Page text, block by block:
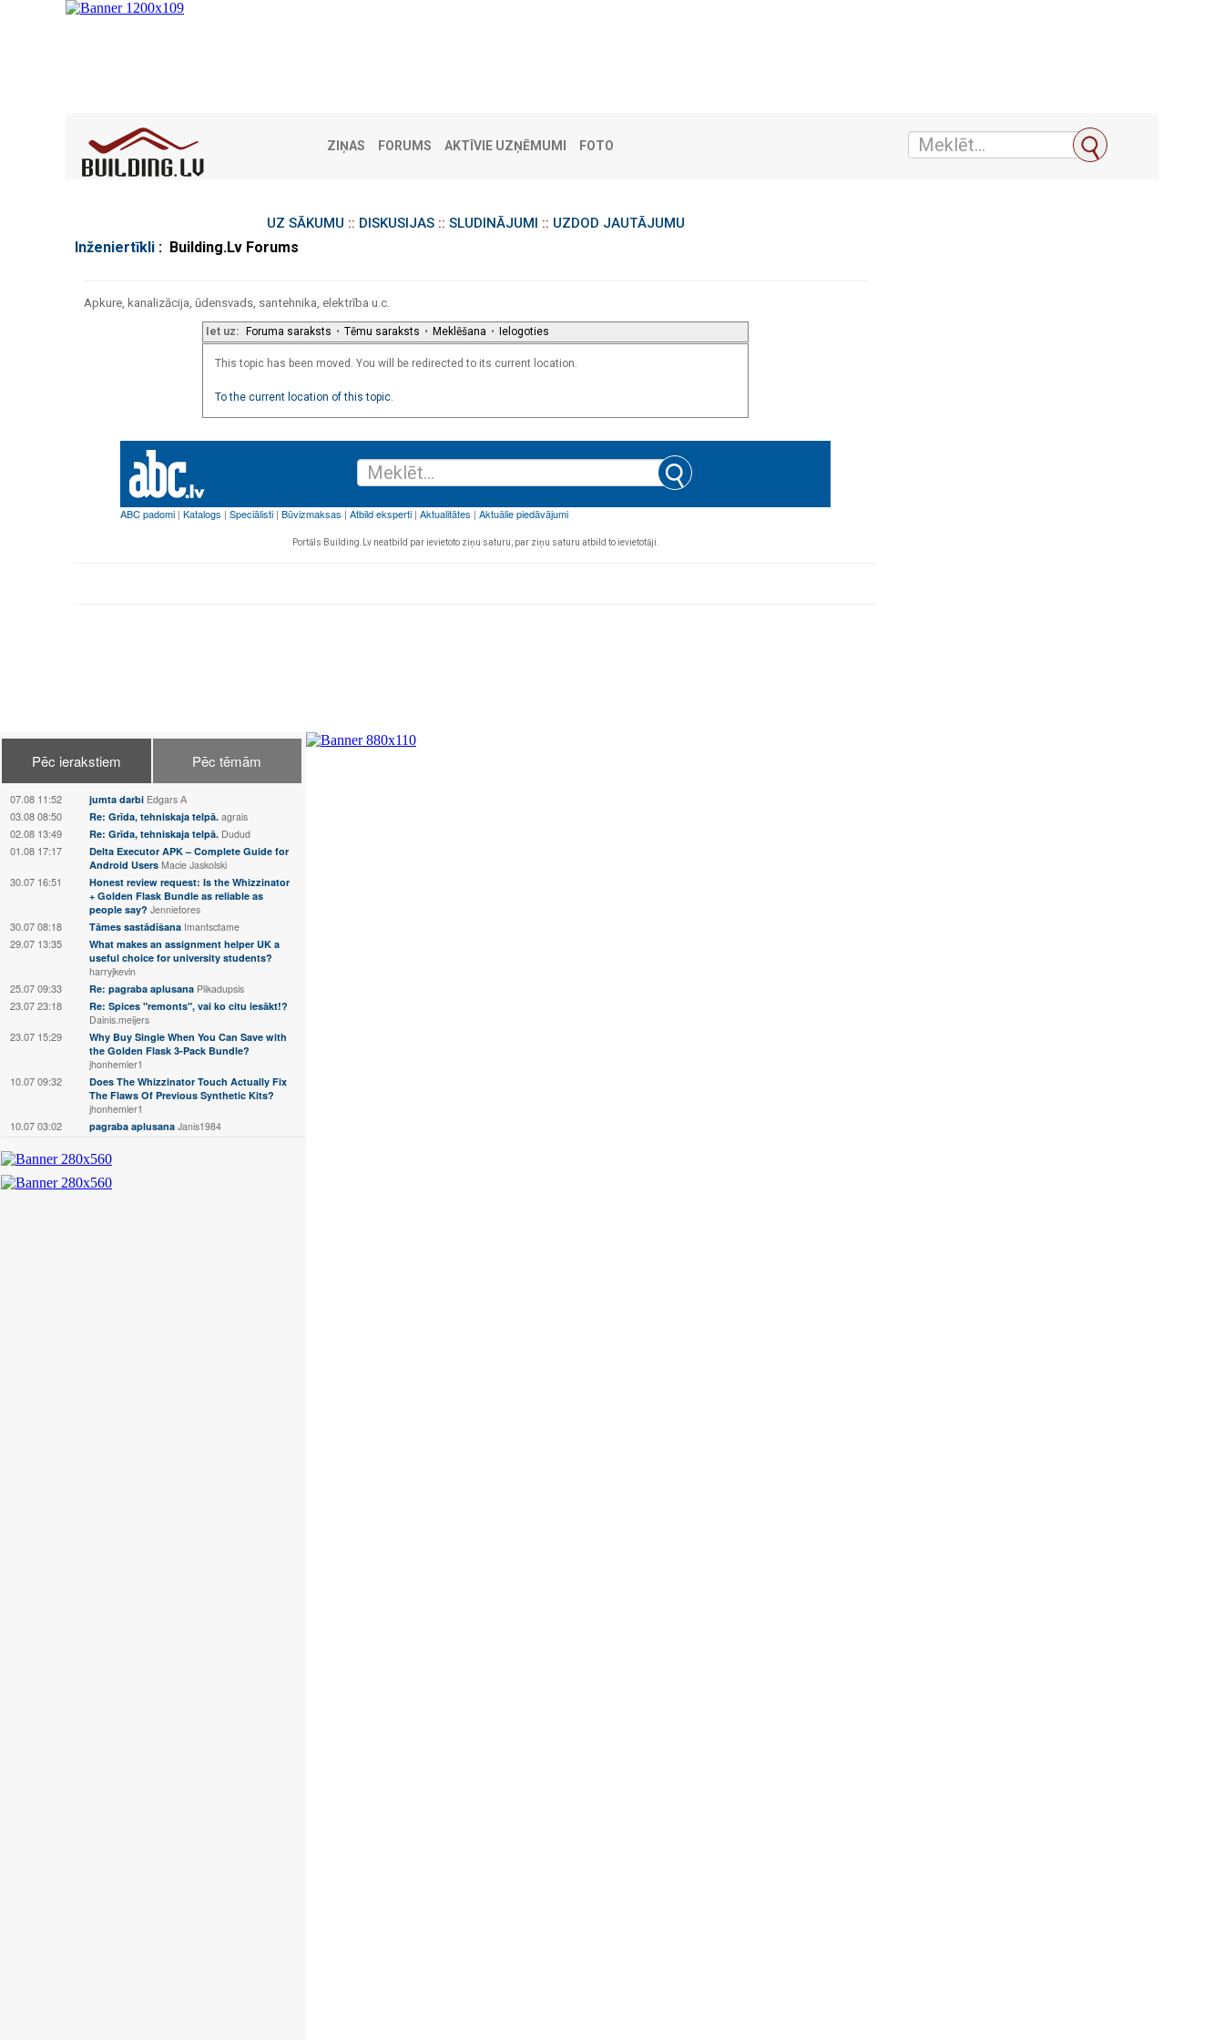
ZIŅAS FORUMS AKTĪVIE UZŅĒMUMI FOTO
UZ SĀKUMU :: DISKUSIJAS:: SLUDINĀJUMI :: UZDOD JAUTĀJUMU
Inženiertīkli : Building.Lv Forums
Apkure, kanalizācija, ūdensvads, santehnika, elektrība u.c.
Iet uz: Foruma saraksts • Tēmu saraksts • Meklēšana • Ielogoties
This topic has been moved. You will be redirected to its current location.
To the current location of this topic.
Portāls Building.Lv neatbild par ievietoto ziņu saturu, par ziņu saturu atbild to ievietotāji.
Pēc ierakstiem Pēc tēmām
07.08 11:52 jumta darbi Edgars А
03.08 08:50 Re: Grīda, tehniskaja telpā. agrais
02.08 13:49 Re: Grīda, tehniskaja telpā. Dudud
01.08 17:17
Delta Executor APK – Complete Guide for
Android Users Macie Jaskolski
30.07 16:51
Honest review request: Is the Whizzinator
+ Golden Flask Bundle as reliable as
people say? Jennietores
30.07 08:18 Tāmes sastādīšana Imantsctame
29.07 13:35
What makes an assignment helper UK a
useful choice for university students?
harryjkevin
25.07 09:33 Re: pagraba aplusana Plikadupsis
23.07 23:18
Re: Spices "remonts", vai ko citu iesākt!?
Dainis.meijers
23.07 15:29
Why Buy Single When You Can Save with
the Golden Flask 3-Pack Bundle?
jhonhemler1
10.07 09:32
Does The Whizzinator Touch Actually Fix
The Flaws Of Previous Synthetic Kits?
jhonhemler1
10.07 03:02 pagraba aplusana Janis1984